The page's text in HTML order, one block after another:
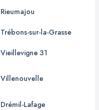
Rieumajou
Trébons-sur-la-Grasse
Vieillevigne 31
Villenouvelle
Drémil-Lafage